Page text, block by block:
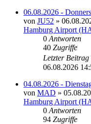
06.08.2026 -
von JU52 »
Hamburg Airport
0 Antworten
40 Zugriffe
Letzter Beitrag
06.08.2026
04.08.2026 -
von MAD »
Hamburg Airport
0 Antworten
94 Zugriffe